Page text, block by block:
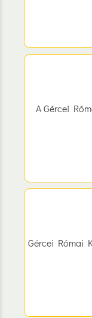
A Gércei
Gércei Római